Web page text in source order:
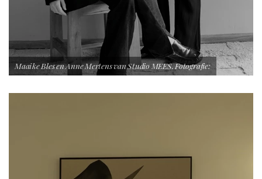
Maaike Bles en Anne Mertens van Studio MEES. Fotografie: